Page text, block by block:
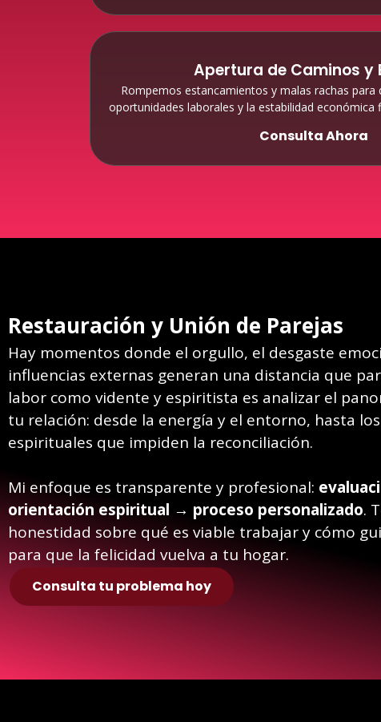
Apertura de Caminos y
Rompemos estancamientos y malas rachas para
oportunidades laborales y la estabilidad económica
Consulta Ahora
Restauración y Unión de Parejas
Hay momentos donde el orgullo, el desgaste
influencias externas generan una distancia que
labor como vidente y espiritista es analizar el
tu relación: desde la energía y el entorno, hasta
espirituales que impiden la reconciliación.
Mi enfoque es transparente y profesional:
orientación espiritual → proceso personalizado.
honestidad sobre qué es viable trabajar y cómo
para que la felicidad vuelva a tu hogar.
Consulta tu problema hoy